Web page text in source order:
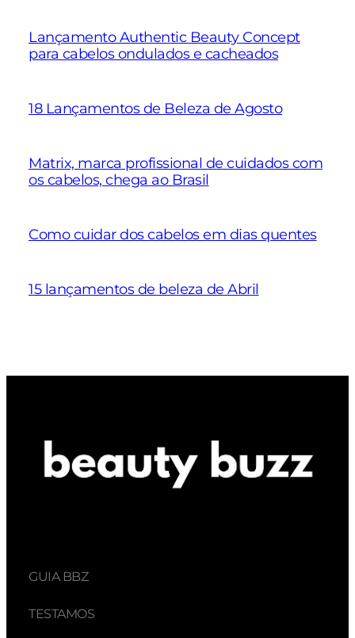
Lançamento Authentic Beauty Concept
para cabelos ondulados e cacheados
18 Lançamentos de Beleza de Agosto
Matrix, marca profissional de cuidados com
os cabelos, chega ao Brasil
Como cuidar dos cabelos em dias quentes
15 lançamentos de beleza de Abril
GUIA BBZ
TESTAMOS